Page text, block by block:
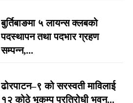
बुर्तिबाङमा ५ लायन्स क्लबको
पदस्थापन तथा पदभार ग्रहण
सम्पन्न,...
ढोरपाटन–९ को सरस्वती माविलाई
१२ कोठे भूकम्प प्रतिरोधी भवन...